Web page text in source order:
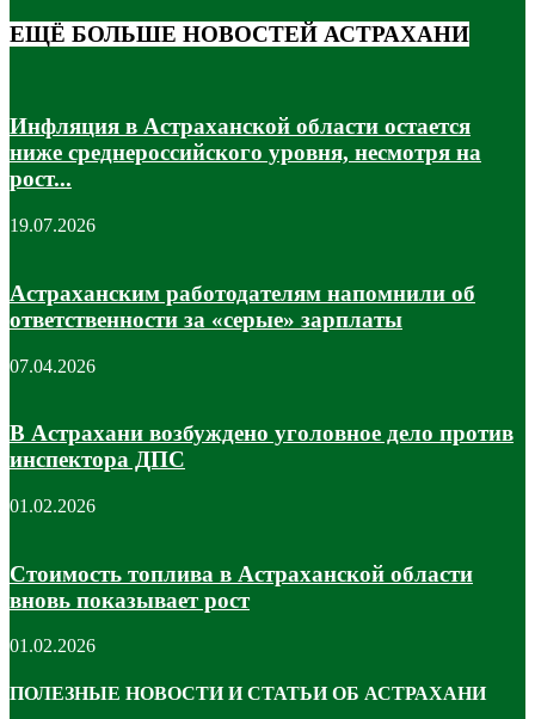
ЕЩЁ БОЛЬШЕ НОВОСТЕЙ АСТРАХАНИ
Инфляция в Астраханской области остается
ниже среднероссийского уровня, несмотря на
рост...
19.07.2026
Астраханским работодателям напомнили об
ответственности за «серые» зарплаты
07.04.2026
В Астрахани возбуждено уголовное дело против
инспектора ДПС
01.02.2026
Стоимость топлива в Астраханской области
вновь показывает рост
01.02.2026
ПОЛЕЗНЫЕ НОВОСТИ И СТАТЬИ ОБ АСТРАХАНИ